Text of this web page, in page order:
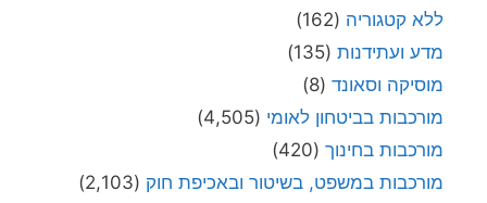
ללא קטגוריה (162)
מדע ועתידנות (135)
מוסיקה וסאונד (8)
מורכבות בביטחון לאומי (4,505)
מורכבות בחינוך (420)
מורכבות במשפט, בשיטור ובאכיפת חוק (2,103)